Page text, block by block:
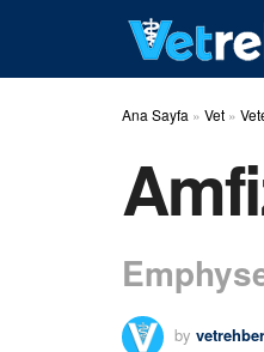
Ana Sayfa » Vet »
by